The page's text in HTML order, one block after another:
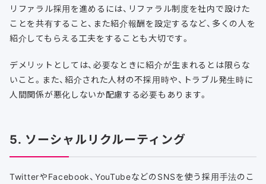
リファラル採用を進めるには、リファラル制度を社内で設けた
ことを共有すること、また紹介報酬を設定するなど、多くの人を
紹介してもらえる工夫をすることも大切です。
デメリットとしては、必要なときに紹介が生まれるとは限らな
いこと。また、紹介された人材の不採用時や、トラブル発生時に
人間関係が悪化しないか配慮する必要もあります。
5. ソーシャルリクルーティング
TwitterやFacebook、YouTubeなどのSNSを使う採用手法のこ